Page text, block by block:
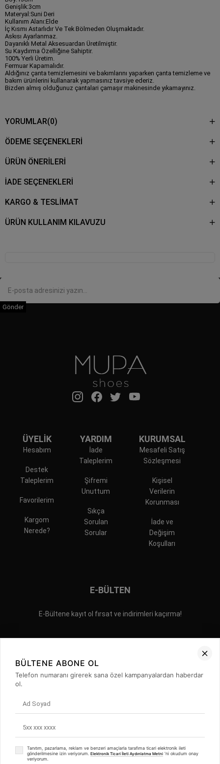
Genişlik:3cm
Materyal:Suni Deri
Kullanım Alanı:Elde
İç Kısmı Astarlıdır Ve Tek Bölmeden Oluşmaktadır.
Askısı Ayarlanmaz.
Dayanıklı Metal Aksesuardan Üretilmiştir.
Su Kaydırma Özelliğine Sahiptir.
100% Yerli Üretim.
Fermuar Kapamalıdır.
Aldığınız çanta temizlemesini ve bakımlarını yaparken çanta temizleme ve
bakım ürünlerini kullanarak yapmasınız tavsiye ederiz.
Bizden almış olduğunuz çantalari çamaşır makinesinde yıkamayınız.
YORUMLAR(0)
ÖDEME SEÇENEKLERI
ÜRÜN ÖNERILERI
İADE SEÇENEKLERİ
KARGO & TESLİMAT
ÜRÜN KULLANIM KILAVUZU
Gönder
ÜYELİK
Hesabım
Destek
Taleplerim
Favorilerim
Kargom
Nerede?
YARDIM
İade
Taleplerim
Şifremi
Unuttum
Sıkça
Sorulan
Sorular
KURUMSAL
Mesafeli Satış
Sözleşmesi
Kişisel
Verilerin
Korunması
İade ve
Değişim
Koşulları
E-BÜLTEN
E-Bültene kayıt ol fırsat ve indirimleri kaçırma!
ŞİRKETİ Tüm Hakları Saklıdır.
BÜLTENE ABONE OL
Telefon numaranı girerek sana özel kampanyalardan haberdar
ol.
Tanıtım, pazarlama, reklam ve benzeri amaçlarla tarafıma ticari elektronik ileti
gönderilmesine izin veriyorum. Elektronik Ticari İleti Aydınlatma Metni 'ni okudum onay
veriyorum.